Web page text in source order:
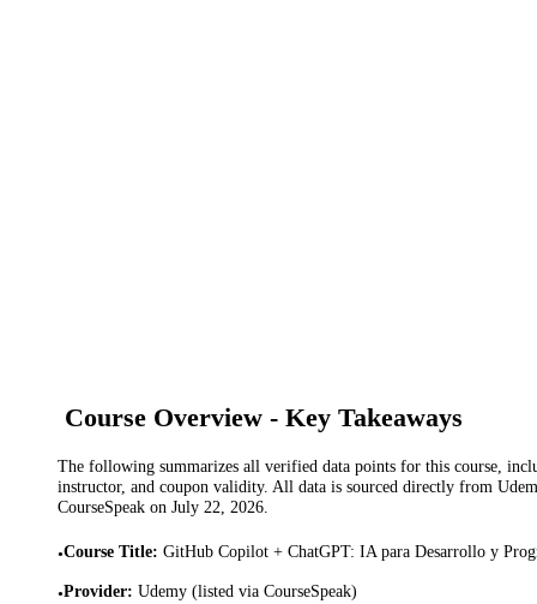
Course Overview - Key Takeaways
The following summarizes all verified data points for this course,
instructor, and coupon validity. All data is sourced directly from
CourseSpeak on July 22, 2026.
•Course Title: GitHub Copilot + ChatGPT: IA para Desarrollo y
•Provider: Udemy (listed via CourseSpeak)